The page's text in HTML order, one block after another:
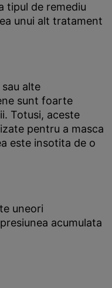
tipul de remediu
unui alt tratament
alte
sunt foarte
Totusi, aceste
pentru a masca
este insotita de o
uneori
acumulata